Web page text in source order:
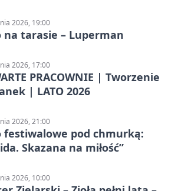
2026, 19:00
na tarasie – Luperman
2026, 17:00
PRACOWNIE | Tworzenie
| LATO 2026
2026, 21:00
festiwalowe pod chmurką:
Skazana na miłość”
2026, 10:00